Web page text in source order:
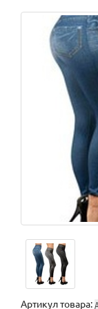
Артикул товара: